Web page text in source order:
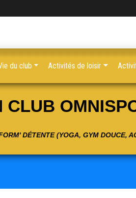
CLUB
DÉTENTE (YOGA, GYM DOUCE,
du club Activités de loisir